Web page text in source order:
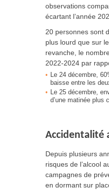
observations
écartant l’année
20 personnes sont
plus lourd que sur
revanche, le
2022-2024 par
Le 24 décembre,
baisse entre les
Le 25 décembre,
d’une matinée plus
Accidentalité
Depuis plusieurs
risques de l’alcool
campagnes de
en dormant sur